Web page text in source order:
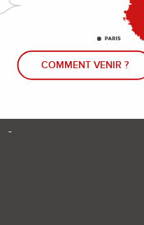
COMMENT VENIR ?